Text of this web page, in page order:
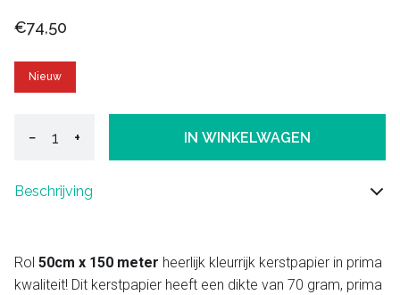
€74,50
Nieuw
− + IN WINKELWAGEN
Beschrijving
Rol 50cm x 150 meter heerlijk kleurrijk kerstpapier in prima
kwaliteit! Dit kerstpapier heeft een dikte van 70 gram, prima